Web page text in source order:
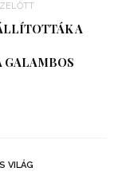
A
GALAMBOS
VILÁG